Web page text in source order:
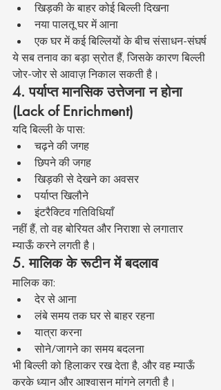
खिड़की के बाहर कोई बिल्ली दिखना
नया पालतू घर में आना
एक घर में कई बिल्लियों के बीच संसाधन-संघर्ष
ये सब तनाव का बड़ा स्रोत हैं, जिसके कारण बिल्ली
जोर-जोर से आवाज़ निकाल सकती है।
4. पर्याप्त मानसिक उत्तेजना न होना
(Lack of Enrichment)
यदि बिल्ली के पास:
चढ़ने की जगह
छिपने की जगह
खिड़की से देखने का अवसर
पर्याप्त खिलौने
इंटरैक्टिव गतिविधियाँ
नहीं हैं, तो वह बोरियत और निराशा से लगातार
म्याऊँ करने लगती है।
5. मालिक के रूटीन में बदलाव
मालिक का:
देर से आना
लंबे समय तक घर से बाहर रहना
यात्रा करना
सोने/जागने का समय बदलना
भी बिल्ली को हिलाकर रख देता है, और वह म्याऊँ
करके ध्यान और आश्वासन मांगने लगती है।